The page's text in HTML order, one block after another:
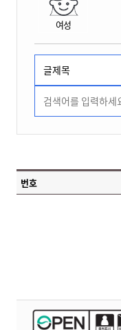
여성
번호